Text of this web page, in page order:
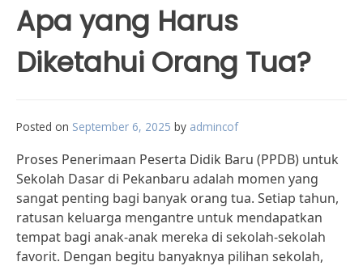
Apa yang Harus
Diketahui Orang Tua?
Posted on September 6, 2025 by admincof
Proses Penerimaan Peserta Didik Baru (PPDB) untuk
Sekolah Dasar di Pekanbaru adalah momen yang
sangat penting bagi banyak orang tua. Setiap tahun,
ratusan keluarga mengantre untuk mendapatkan
tempat bagi anak-anak mereka di sekolah-sekolah
favorit. Dengan begitu banyaknya pilihan sekolah,